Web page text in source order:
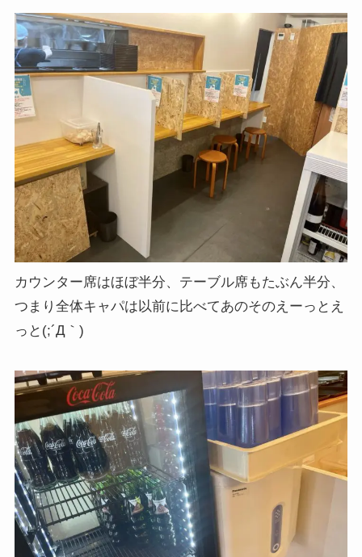
カウンター席はほぼ半分、テーブル席もたぶん半分、
つまり全体キャパは以前に比べてあのそのえーっとえ
っと(;´Д｀)